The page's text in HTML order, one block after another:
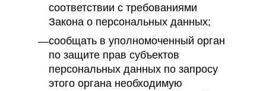
соответствии с требованиями
Закона о персональных данных;
сообщать в уполномоченный орган
по защите прав субъектов
персональных данных по запросу
этого органа необходимую